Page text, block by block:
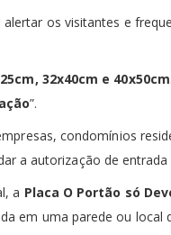
alertar os visitantes e
32x40cm e 40x50cm
”.
condomínios
a autorização de
a Placa O Portão só
em uma parede ou